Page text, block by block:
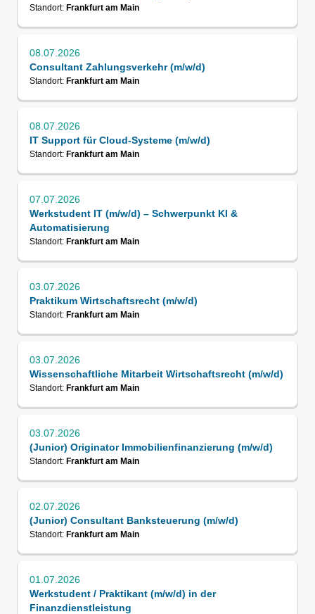
Standort: Frankfurt am Main
08.07.2026
Consultant Zahlungsverkehr (m/w/d)
Standort: Frankfurt am Main
08.07.2026
IT Support für Cloud-Systeme (m/w/d)
Standort: Frankfurt am Main
07.07.2026
Werkstudent IT (m/w/d) – Schwerpunkt KI &
Automatisierung
Standort: Frankfurt am Main
03.07.2026
Praktikum Wirtschaftsrecht (m/w/d)
Standort: Frankfurt am Main
03.07.2026
Wissenschaftliche Mitarbeit Wirtschaftsrecht (m/w/d)
Standort: Frankfurt am Main
03.07.2026
(Junior) Originator Immobilienfinanzierung (m/w/d)
Standort: Frankfurt am Main
02.07.2026
(Junior) Consultant Banksteuerung (m/w/d)
Standort: Frankfurt am Main
01.07.2026
Werkstudent / Praktikant (m/w/d) in der
Finanzdienstleistung